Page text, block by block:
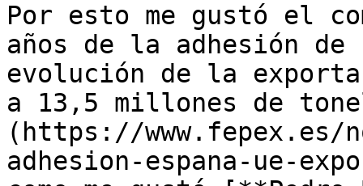
Por esto me gustó el
años de la adhesión
evolución de la
a 13,5 millones de
(https://
adhesion-espana-ue-